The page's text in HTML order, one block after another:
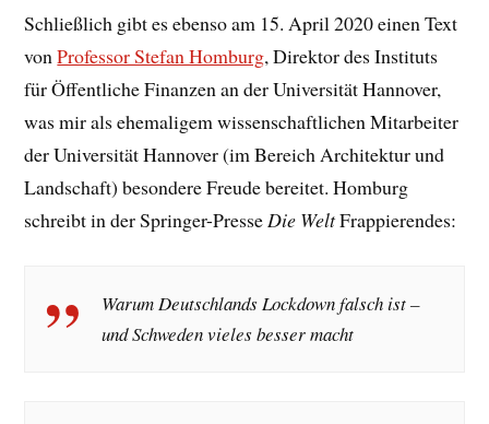
Schließlich gibt es ebenso am 15. April 2020 einen Text
vonProfessor Stefan Homburg, Direktor des Instituts
für Öffentliche Finanzen an der Universität Hannover,
was mir als ehemaligem wissenschaftlichen Mitarbeiter
der Universität Hannover (im Bereich Architektur und
Landschaft) besondere Freude bereitet. Homburg
schreibt in der Springer-PresseDie WeltFrappierendes:
Warum Deutschlands Lockdown falsch ist –
und Schweden vieles besser macht